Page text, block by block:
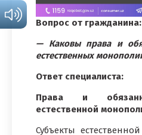
Вопрос от гражданина:
— Каковы права и
естественных
Ответ специалиста:
Права и
естественной
Субъекты